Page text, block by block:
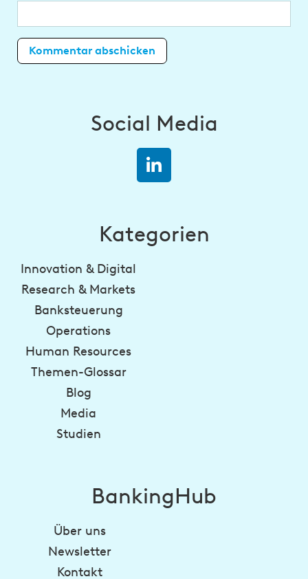
Social Media
Kategorien
Innovation & Digital
Research & Markets
Banksteuerung
Operations
Human Resources
Themen-Glossar
Blog
Media
Studien
BankingHub
Über uns
Newsletter
Kontakt